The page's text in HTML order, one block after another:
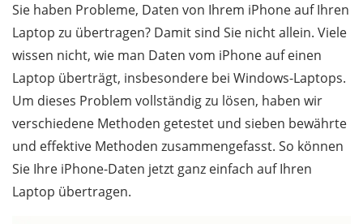
Sie haben Probleme, Daten von Ihrem iPhone auf Ihren
Laptop zu übertragen? Damit sind Sie nicht allein. Viele
wissen nicht, wie man Daten vom iPhone auf einen
Laptop überträgt, insbesondere bei Windows-Laptops.
Um dieses Problem vollständig zu lösen, haben wir
verschiedene Methoden getestet und sieben bewährte
und effektive Methoden zusammengefasst. So können
Sie Ihre iPhone-Daten jetzt ganz einfach auf Ihren
Laptop übertragen.